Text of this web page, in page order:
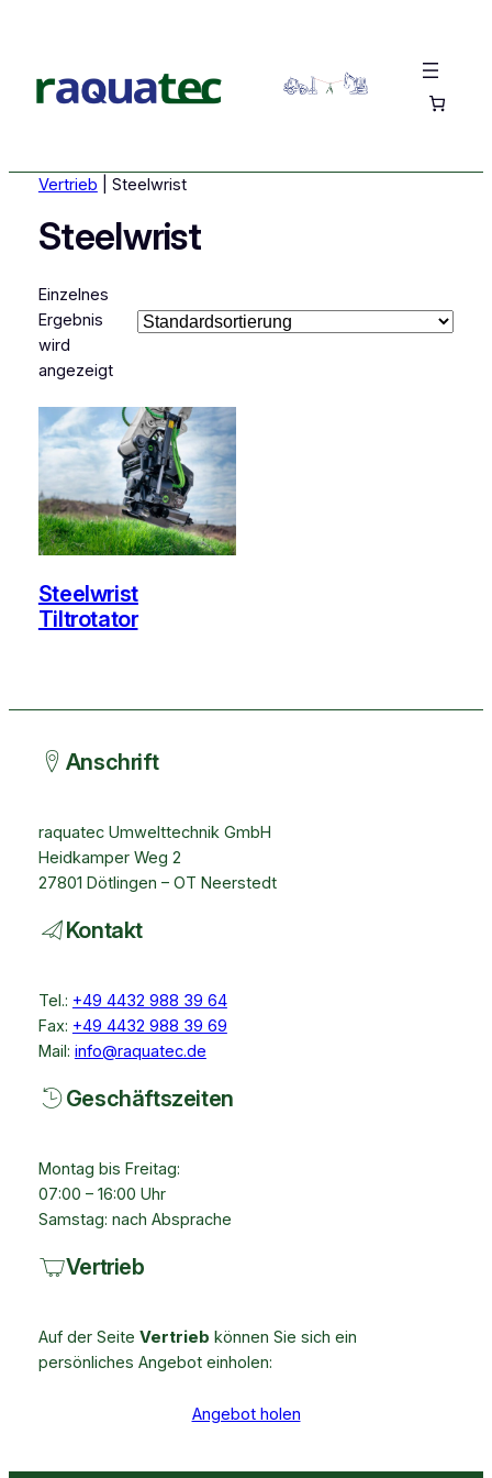
Vertrieb Steelwrist
Steelwrist
Einzelnes
Ergebnis
wird
angezeigt
Steelwrist
Tiltrotator
Anschrift
raquatec Umwelttechnik GmbH
Heidkamper Weg 2
27801 Dötlingen – OT Neerstedt
Kontakt
Tel.: +49 4432 988 39 64
Fax: +49 4432 988 39 69
Mail: info@raquatec.de
Geschäftszeiten
Montag bis Freitag:
07:00 – 16:00 Uhr
Samstag: nach Absprache
Vertrieb
Auf der Seite Vertrieb können Sie sich ein
persönliches Angebot einholen:
Angebot holen